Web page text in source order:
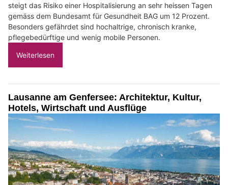
steigt das Risiko einer Hospitalisierung an sehr heissen Tagen
gemäss dem Bundesamt für Gesundheit BAG um 12 Prozent.
Besonders gefährdet sind hochaltrige, chronisch kranke,
pflegebedürftige und wenig mobile Personen.
Weiterlesen
Lausanne am Genfersee: Architektur, Kultur,
Hotels, Wirtschaft und Ausflüge